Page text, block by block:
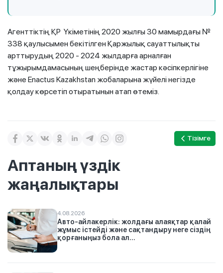
Агенттіктің ҚР Үкіметінің 2020 жылғы 30 мамырдағы №
338 қаулысымен бекітілген Қаржылық сауаттылықты
арттырудың 2020 - 2024 жылдарға арналған
тұжырымдамасының шеңберінде жастар кәсіпкерлігіне
және Enactus Kazakhstan жобаларына жүйелі негізде
қолдау көрсетіп отыратынын атап өтеміз.
Тізімге
Аптаның үздік
жаңалықтары
4.08.2026
Авто-айлакерлік: жолдағы алаяқтар қалай
жұмыс істейді және сақтандыру неге сіздің
қорғаныңыз бола ал...